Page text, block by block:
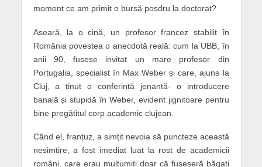
moment ce am primit o bursă posdru la doctorat?
Aseară, la o cină, un profesor francez stabilit în
România povestea o anecdotă reală: cum la UBB, în
anii 90, fusese invitat un mare profesor din
Portugalia, specialist în Max Weber și care, ajuns la
Cluj, a ținut o conferință jenantă- o introducere
banală și stupidă în Weber, evident jignitoare pentru
bine pregătitul corp academic clujean.
Când el, franțuz, a simțit nevoia să puncteze această
nesimțire, a fost imediat luat la rost de academicii
români, care erau mulțumiți doar că fuseseră băgați